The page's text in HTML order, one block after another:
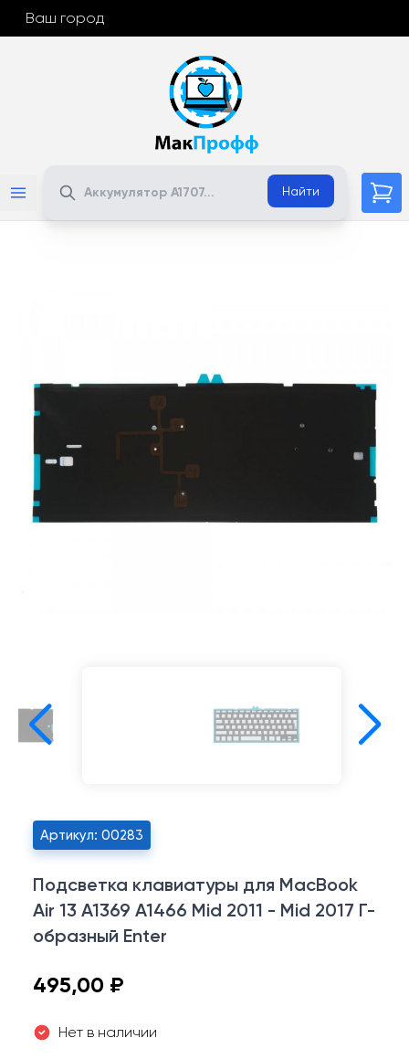
Ваш город
Найти
Артикул: 00283
Подсветка клавиатуры для MacBook
Air 13 A1369 A1466 Mid 2011 - Mid 2017 Г-
образный Enter
495,00 ₽
Нет в наличии